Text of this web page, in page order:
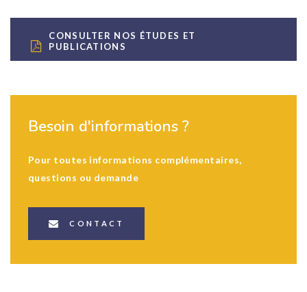
CONSULTER NOS ÉTUDES ET
PUBLICATIONS
Besoin d'informations ?
Pour toutes informations complémentaires,
questions ou demande
CONTACT